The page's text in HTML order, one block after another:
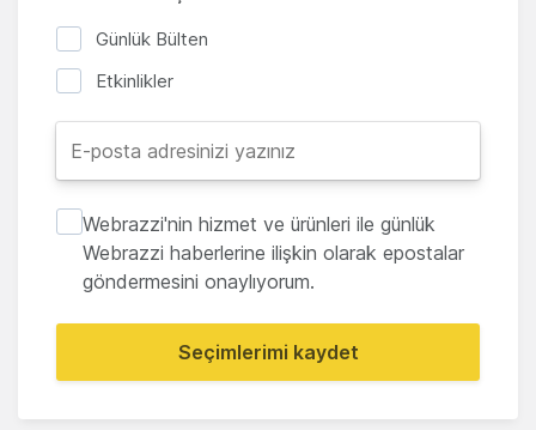
Günlük Bülten
Etkinlikler
Webrazzi'nin hizmet ve ürünleri ile günlük
Webrazzi haberlerine ilişkin olarak epostalar
göndermesini onaylıyorum.
Seçimlerimi kaydet